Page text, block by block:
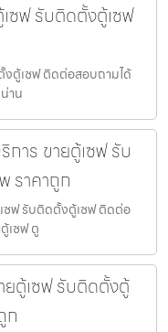
ซฟ รับติดตั้งตู้เซฟ
งตู้เซฟ ติดต่อสอบถามได้
าน
าร ขายตู้เซฟ รับ
ราคาถูก
ซฟ รับติดตั้งตู้เซฟ ติดต่อ
เซฟ ตู
ตู้เซฟ รับติดตั้งตู้
ก